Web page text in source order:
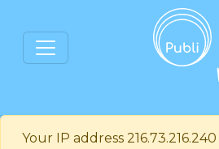
Your IP address